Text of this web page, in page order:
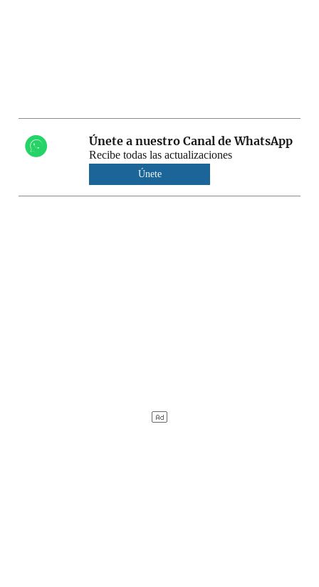
Únete a nuestro Canal de WhatsApp
Recibe todas las actualizaciones
Únete